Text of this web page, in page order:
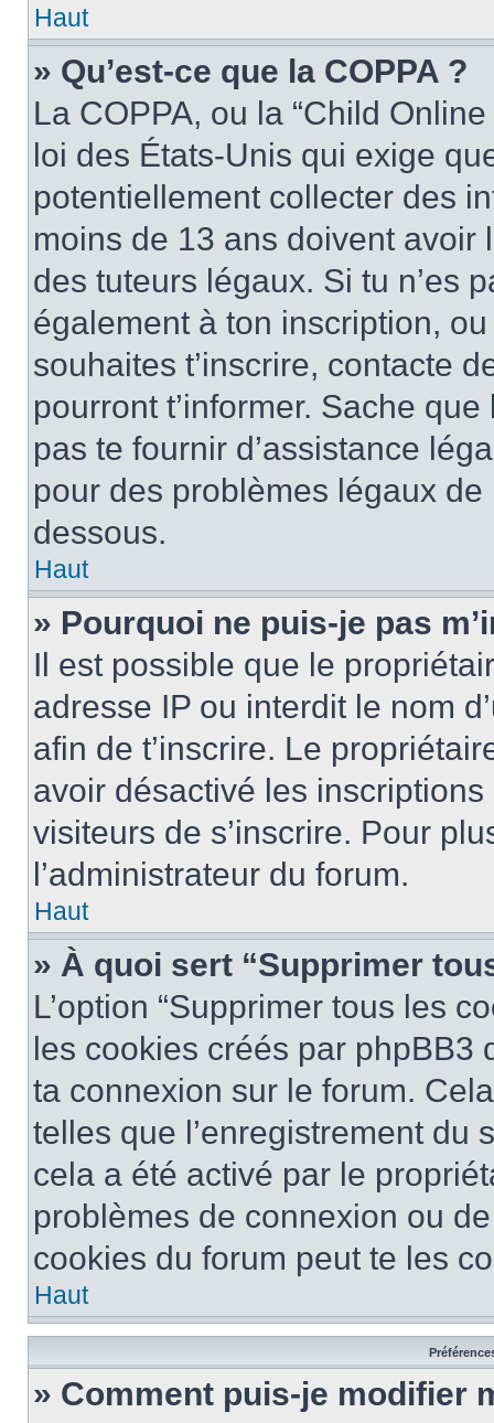
Haut
» Qu’est-ce que la COPPA ?
La COPPA, ou la “Child
loi des États-Unis qui exige
potentiellement collecter des
moins de 13 ans doivent
des tuteurs légaux. Si tu n’es
également à ton inscription,
souhaites t’inscrire, contacte
pourront t’informer. Sache
pas te fournir d’assistance
pour des problèmes légaux
dessous.
Haut
» Pourquoi ne puis-je pas
Il est possible que le
adresse IP ou interdit le nom
afin de t’inscrire. Le
avoir désactivé les
visiteurs de s’inscrire. Pour
l’administrateur du forum.
Haut
» À quoi sert “Supprimer
L’option “Supprimer tous les
les cookies créés par phpBB3
ta connexion sur le forum.
telles que l’enregistrement du
cela a été activé par le
problèmes de connexion ou
cookies du forum peut te les
Haut
» Comment puis-je modifier